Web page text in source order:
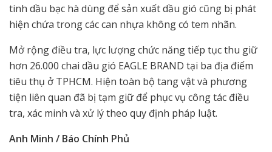
tinh dầu bạc hà dùng để sản xuất dầu gió cũng bị phát
hiện chứa trong các can nhựa không có tem nhãn.
Mở rộng điều tra, lực lượng chức năng tiếp tục thu giữ
hơn 26.000 chai dầu gió EAGLE BRAND tại ba địa điểm
tiêu thụ ở TPHCM. Hiện toàn bộ tang vật và phương
tiện liên quan đã bị tạm giữ để phục vụ công tác điều
tra, xác minh và xử lý theo quy định pháp luật.
Anh Minh / Báo Chính Phủ